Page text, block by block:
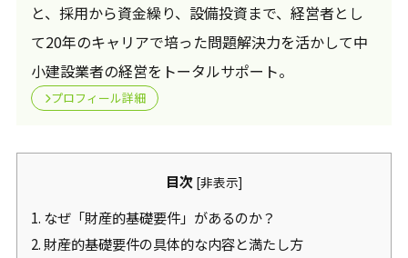
と、採用から資金繰り、設備投資まで、経営者とし
て20年のキャリアで培った問題解決力を活かして中
小建設業者の経営をトータルサポート。
プロフィール詳細
目次 [非表示]
1. なぜ「財産的基礎要件」があるのか？
2. 財産的基礎要件の具体的な内容と満たし方